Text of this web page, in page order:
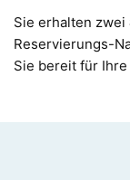
Sie erhalten zwei
Reservierungs-
Sie bereit für